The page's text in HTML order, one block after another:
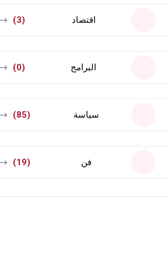
اقتصاد (3)
البرامج (0)
سياسة (85)
فن (19)